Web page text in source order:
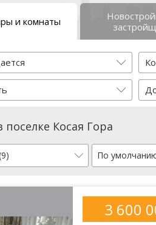
и комнаты
Косая Гора
По
3 600